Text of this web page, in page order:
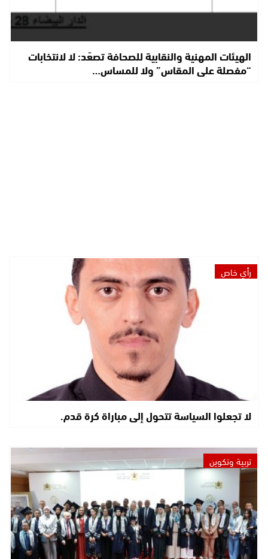
الهيئات المهنية والنقابية للصحافة تصعّد: لا لانتخابات
“مفصلة على المقاس” ولا للمساس…
رأي خاص
لا تجعلوا السياسة تتحول إلى مباراة كرة قدم.
تربية وتكوين